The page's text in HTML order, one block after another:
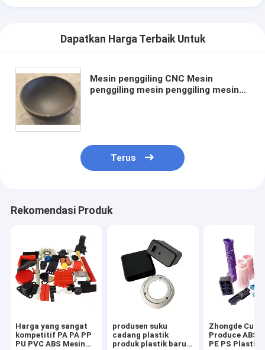
Dapatkan Harga Terbaik Untuk
Mesin penggiling CNC Mesin
penggiling mesin penggiling mesin
mesin penggilingan mesin
penggilingan mesin penggilingan
mesin penggilingan mesin
mesin penggilingan mesin
penggilingan mesin penggilingan
mesin penggilingan mesin penggi
Terus
Rekomendasi Produk
Harga yang sangat
kompetitif PA PA PP
PU PVC ABS Mesin
produsen suku
cadang plastik
produk plastik baru
Zhongde
Produce ABS
PE PS Plastik